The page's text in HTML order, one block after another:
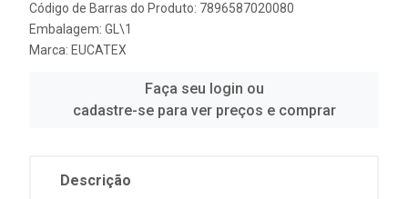
Código de Barras do Produto: 7896587020080
Embalagem: GL\1
Marca: EUCATEX
Faça seu login ou
cadastre-se para ver preços e comprar
Descrição